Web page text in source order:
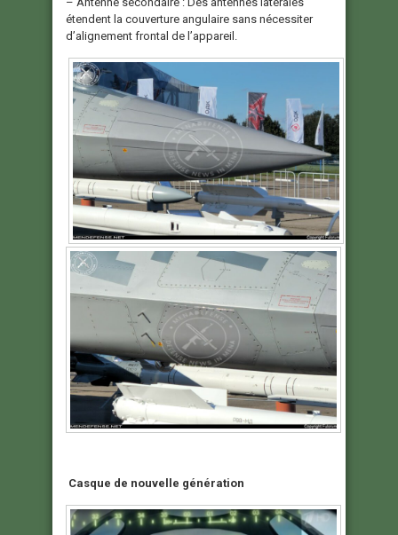
étendent la couverture angulaire sans nécessiter
d’alignement frontal de l’appareil.
Casque de nouvelle génération